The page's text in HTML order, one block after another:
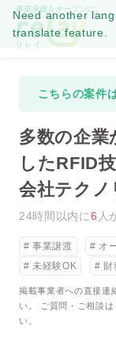
Need another
translate feature.
事業承継をオープンに。
こちらの案件
多数の企業
したRFID
会社テクノ
24時間以内に6 人
事業譲渡 オ
未経験OK
財
掲載事業者への直接連
い。 ご質問・ご相談は
い。